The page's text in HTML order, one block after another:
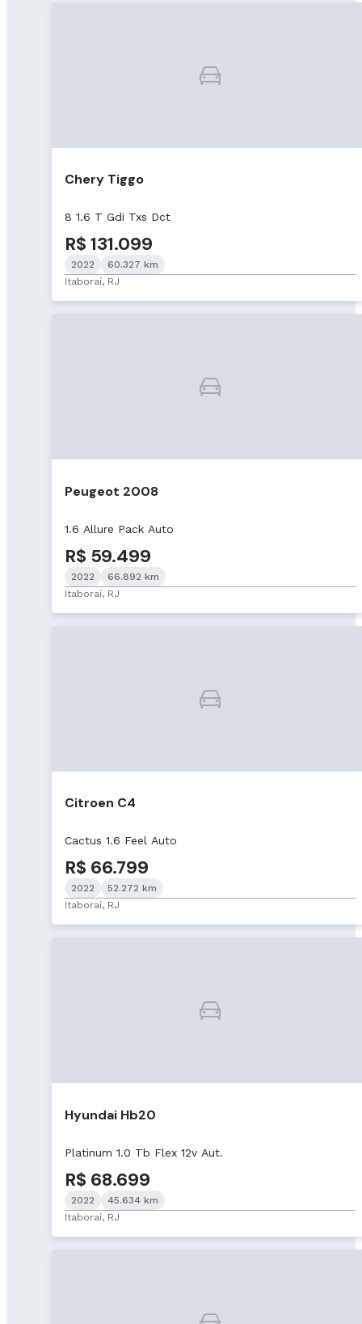
Chery Tiggo
8 1.6 T Gdi Txs Dct
R$ 131.099
2022
60.327 km
Itaboraí, RJ
Peugeot 2008
1.6 Allure Pack Auto
R$ 59.499
2022
66.892 km
Itaboraí, RJ
Citroen C4
Cactus 1.6 Feel Auto
R$ 66.799
2022
52.272 km
Itaboraí, RJ
Hyundai Hb20
Platinum 1.0 Tb Flex 12v Aut.
R$ 68.699
2022
45.634 km
Itaboraí, RJ